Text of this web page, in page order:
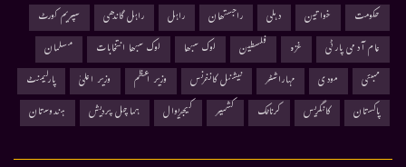
حکومت
خواتین دہلی راجستھان راہل راہل گاندھی
سپریم کورٹ
عام آدمی پارٹی
غزہ فلسطین لوک سبھا لوک سبھا انتخابات
مسلمان
ممبئی
مودی مہاراشٹر نیشنل کانفرنس وزیر اعظم وزیر اعلیٰ
پارلیمنٹ
پاکستان
کانگریس کرناٹک کشمیر کیجریوال ہماچل پردیش ہندوستان